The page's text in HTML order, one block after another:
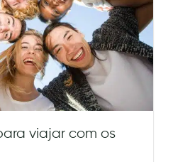
viajar com os